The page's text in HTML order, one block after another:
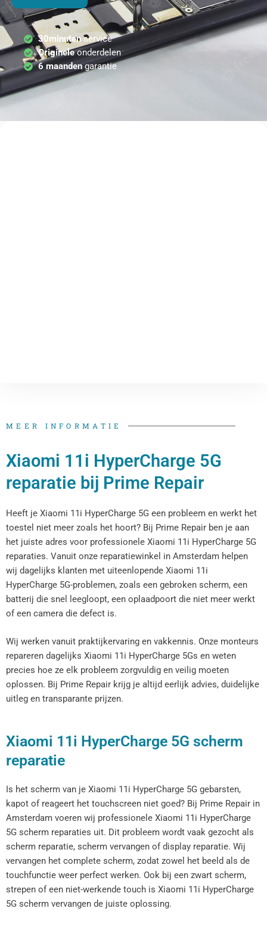
30minutenservice
Origineleonderdelen
6 maandengarantie
MEER INFORMATIE
Xiaomi 11i HyperCharge 5G
reparatie bij Prime Repair
Heeft je Xiaomi 11i HyperCharge 5G een probleem en werkt het
toestel niet meer zoals het hoort? Bij Prime Repair ben je aan
het juiste adres voor professionele Xiaomi 11i HyperCharge 5G
reparaties. Vanuit onze reparatiewinkel in Amsterdam helpen
wij dagelijks klanten met uiteenlopende Xiaomi 11i
HyperCharge 5G-problemen, zoals een gebroken scherm, een
batterij die snel leegloopt, een oplaadpoort die niet meer werkt
of een camera die defect is.
Wij werken vanuit praktijkervaring en vakkennis. Onze monteurs
repareren dagelijks Xiaomi 11i HyperCharge 5Gs en weten
precies hoe ze elk probleem zorgvuldig en veilig moeten
oplossen. Bij Prime Repair krijg je altijd eerlijk advies, duidelijke
uitleg en transparante prijzen.
Xiaomi 11i HyperCharge 5G scherm
reparatie
Is het scherm van je Xiaomi 11i HyperCharge 5G gebarsten,
kapot of reageert het touchscreen niet goed? Bij Prime Repair in
Amsterdam voeren wij professionele Xiaomi 11i HyperCharge
5G scherm reparaties uit. Dit probleem wordt vaak gezocht als
scherm reparatie, scherm vervangen of display reparatie. Wij
vervangen het complete scherm, zodat zowel het beeld als de
touchfunctie weer perfect werken. Ook bij een zwart scherm,
strepen of een niet-werkende touch is Xiaomi 11i HyperCharge
5G scherm vervangen de juiste oplossing.